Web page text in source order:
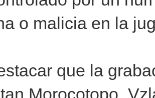
o malicia en la
que la